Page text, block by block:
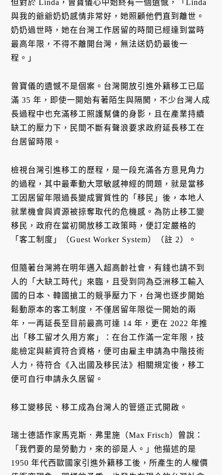
但對於 Linda，曾寶儀心中始終有一個遺憾，「Linda
與我的爺爺奶奶感情非常好，她照顧他們直到離世。
奶奶過世時，她在台灣工作居留的時間已經達到當時
最高年限，不得不離開台灣，無法送奶奶最後一
程。」
曾寶儀的遺憾不是個案。台灣開放引進外籍移工已屆
滿 35 年，即使一開始有著陌生與隔閡，不少台灣人成
長過程中也充滿移工照護幫傭的身影，且在產業持續
缺工的壓力下，民間不斷有聲浪要求政府延長移工在
台居留時限。
檢視台灣引進移工的歷程，是一段充滿各方意見角力
的過程，其中最牽動大眾敏感神經的問題，就是當移
工因居留年限過長變成實質性的「移民」後，本地人
就業機會與資源被掠奪取代的危機感。為防止移工變
移民，政府在當初開放移工政策時，便訂定嚴格的
「客工制度」（Guest Worker System）（註 2）。
但隨著台灣將在明年邁入超高齡社會，有錢也請不到
人的「大缺工時代」來臨，且受到同為亞洲移工輸入
國的日本、韓國搶工的競爭壓力下，台灣也逐步開始
鬆動原本的客工制度，不僅居留年限從一開始的兩
年，一再延長至目前最高可達 14 年，更在 2022 年推
出「移工留才久用方案」：在台工作滿一定年限，技
能檢定與薪資符合資格，便可由雇主申請為中階技術
人力，待符合《入出國及移民法》相關規定後，移工
便可自行申請永久居留。
移工變移民、移工成為台灣人的管道正式開啟。
瑞士德語作家馬克斯．弗里施（Max Frisch）曾說：
「我們要的是勞動力，來的卻是人。」他描述的是
1950 年代西歐國家引進外籍移工後，所產生的人權價